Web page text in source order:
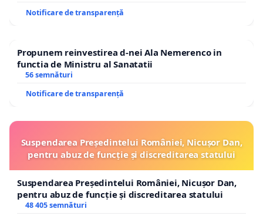
Notificare de transparență
Propunem reinvestirea d-nei Ala Nemerenco in
functia de Ministru al Sanatatii
56 semnături
Notificare de transparență
Suspendarea Președintelui României, Nicușor Dan,
pentru abuz de funcție și discreditarea statului
Suspendarea Președintelui României, Nicușor Dan,
pentru abuz de funcție și discreditarea statului
48 405 semnături